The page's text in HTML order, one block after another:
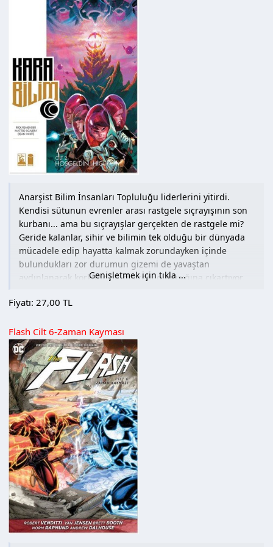
sayıları bir araya getirilmiştir.
Medya Cinsi : Ciltsiz
Hamur Tipi : Kuşe
İlk Baskı Yılı : 2017
Baskı Sayısı : 1. Baskı
Sayfa Sayısı : 128
Anarşist Bilim İnsanları Topluluğu liderlerini yitirdi.
Kendisi sütunun evrenler arası rastgele sıçrayışının son
kurbanı... ama bu sıçrayışlar gerçekten de rastgele mi?
Geride kalanlar, sihir ve bilimin tek olduğu bir dünyada
mücadele edip hayatta kalmak zorundayken içinde
bulundukları zor durumun gizemi de yavaştan
aydınlanarak korkunç bir gerçeği gün ışığına çıkartıyor.
Yazar Rick Remender (Deadly Class, Captain America) ve
Boyutonotların, asla sona ermeyen bir eve dönüş
yolculuğunda kısılı kalmış milyonlarca gerçekliğin
korkusuz kaşiflerinin hikayesini anlatmaya devam ediyor.
Bu ciltte Kara Bilim #7-11 sayıları yer almaktadır.
(Tanıtım Bülteninden)
Medya Cinsi : Ciltsiz
Hamur Tipi : Kuşe
İlk Baskı Yılı : 2017
Baskı Sayısı : 1. Baskı
Sayfa Sayısı : 136
Genişletmek için tıkla ...
Fiyatı: 27,00 TL
Flash Cilt 6-Zaman Kayması